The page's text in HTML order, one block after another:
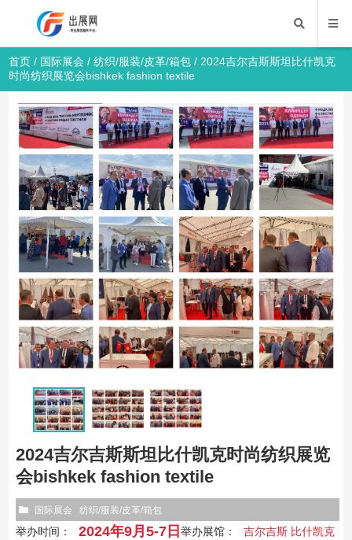
首页 / 国际展会 /纺织/服装/皮革/箱包 / 2024吉尔吉斯斯坦比什凯克
时尚纺织展览会bishkek fashion textile
2024吉尔吉斯斯坦比什凯克时尚纺织展览
会bishkek fashion textile
国际展会 纺织/服装/皮革/箱包
举办时间： 2024年9月5-7日 举办展馆：
吉尔吉斯 比什凯克